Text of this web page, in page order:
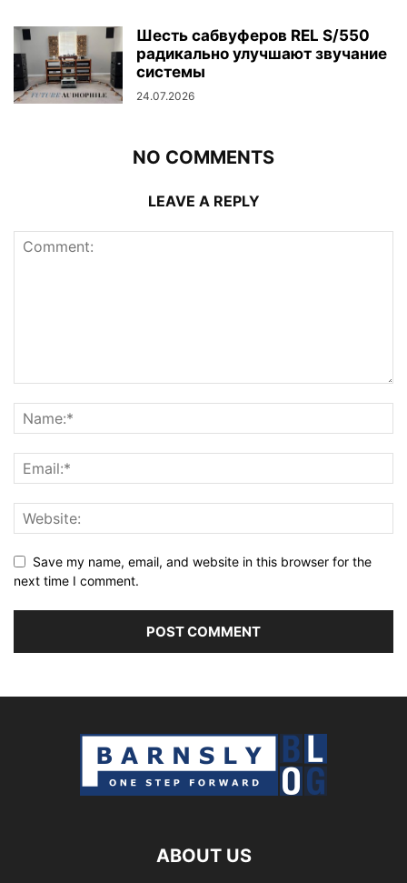
Шесть сабвуферов REL S/550
радикально улучшают звучание
системы
24.07.2026
NO COMMENTS
LEAVE A REPLY
Save my name, email, and website in this browser for the
next time I comment.
ABOUT US